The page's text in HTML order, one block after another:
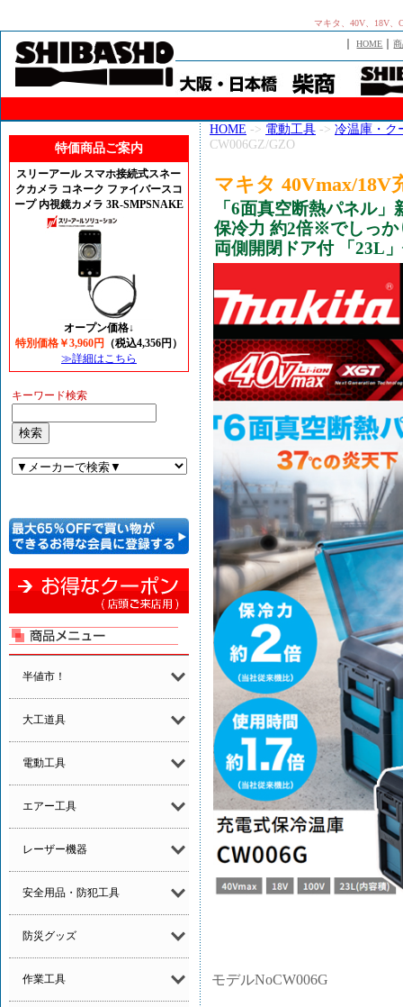
マキタ、40V、18V
｜HOME ｜
特価商品ご案内
スリーアール スマホ接続式スネー
クカメラ コネーク ファイバースコ
ープ 内視鏡カメラ 3R-SMPSNAKE
オープン価格↓
特別価格￥3,960円
（税込4,356円）
≫詳細はこちら
キーワード検索
半値市！
大工道具
電動工具
エアー工具
レーザー機器
安全用品・防犯工具
防災グッズ
作業工具
HOME -> 電動工具 -> 冷温庫・ク
CW006GZ/GZO
マキタ 40Vmax/18V
「6面真空断熱パネル
保冷力 約2倍※でしっか
両側開閉ドア付 「23L
モデルNoCW006G